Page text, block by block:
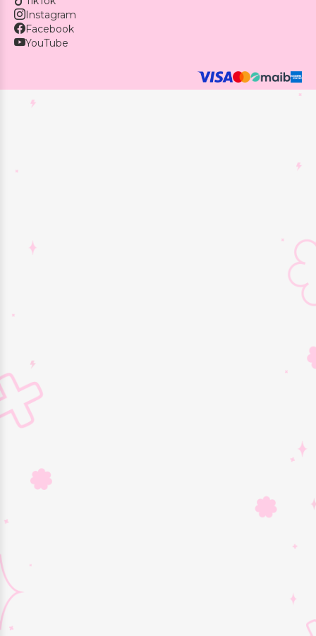
Instagram
Facebook
YouTube